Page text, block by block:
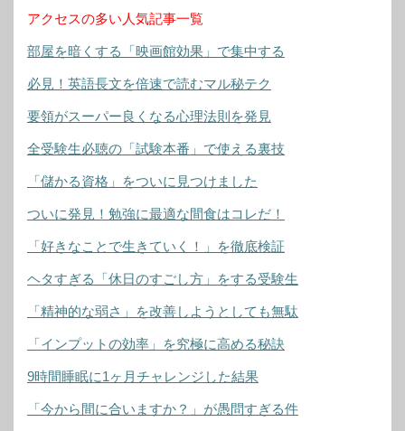
アクセスの多い人気記事一覧
部屋を暗くする「映画館効果」で集中する
必見！英語長文を倍速で読むマル秘テク
要領がスーパー良くなる心理法則を発見
全受験生必聴の「試験本番」で使える裏技
「儲かる資格」をついに見つけました
ついに発見！勉強に最適な間食はコレだ！
「好きなことで生きていく！」を徹底検証
ヘタすぎる「休日のすごし方」をする受験生
「精神的な弱さ」を改善しようとしても無駄
「インプットの効率」を究極に高める秘訣
9時間睡眠に1ヶ月チャレンジした結果
「今から間に合いますか？」が愚問すぎる件